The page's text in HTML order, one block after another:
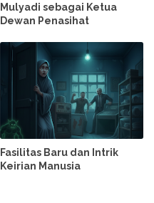
Mulyadi sebagai Ketua
Dewan Penasihat
Fasilitas Baru dan Intrik
Keirian Manusia